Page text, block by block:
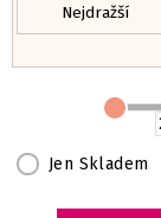
Nejdražší
Jen Skladem